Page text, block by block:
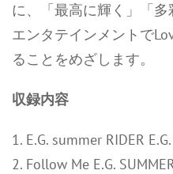
に、「最高に輝く」「多
エンタテインメントで
ることをめざします。
収録内容
1. E.G. summer RIDER
2. Follow Me E.G.